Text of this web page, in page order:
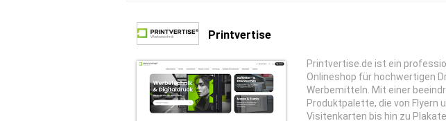
Printvertise
Printvertise.de ist ein
Onlineshop für hochwertigen
Werbemitteln. Mit einer
Produktpalette, die von Flyern
Visitenkarten bis hin zu